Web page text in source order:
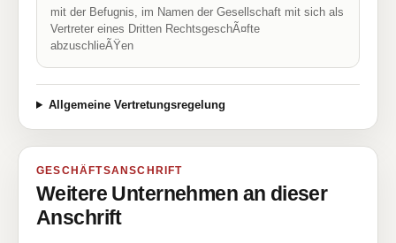
mit der Befugnis, im Namen der Gesellschaft mit sich als
Vertreter eines Dritten RechtsgeschÃ¤fte
abzuschlieÃŸen
Allgemeine Vertretungsregelung
GESCHÄFTSANSCHRIFT
Weitere Unternehmen an dieser
Anschrift